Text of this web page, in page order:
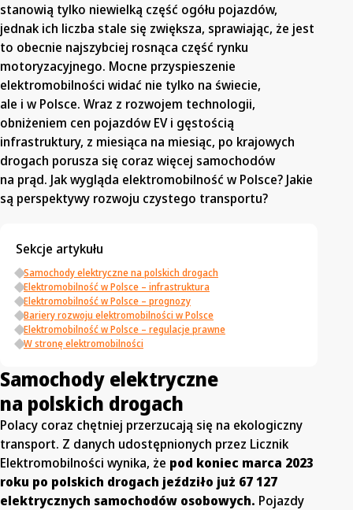
stanowią tylko niewielką część ogółu pojazdów,
jednak ich liczba stale się zwiększa, sprawiając, że jest
to obecnie najszybciej rosnąca część rynku
motoryzacyjnego. Mocne przyspieszenie
elektromobilności widać nie tylko na świecie,
ale i w Polsce. Wraz z rozwojem technologii,
obniżeniem cen pojazdów EV i gęstością
infrastruktury, z miesiąca na miesiąc, po krajowych
drogach porusza się coraz więcej samochodów
na prąd. Jak wygląda elektromobilność w Polsce? Jakie
są perspektywy rozwoju czystego transportu?
Sekcje artykułu
Samochody elektryczne na polskich drogach
Elektromobilność w Polsce – infrastruktura
Elektromobilność w Polsce – prognozy
Bariery rozwoju elektromobilności w Polsce
Elektromobilność w Polsce – regulacje prawne
W stronę elektromobilności
Samochody elektryczne
na polskich drogach
Polacy coraz chętniej przerzucają się na ekologiczny
transport. Z danych udostępnionych przez Licznik
Elektromobilności wynika, że pod koniec marca 2023
roku po polskich drogach jeździło już 67 127
elektrycznych samochodów osobowych. Pojazdy